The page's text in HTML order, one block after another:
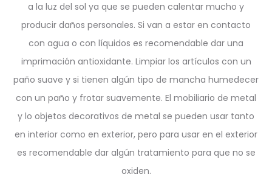
a la luz del sol ya que se pueden calentar mucho y
producir daños personales. Si van a estar en contacto
con agua o con líquidos es recomendable dar una
imprimación antioxidante. Limpiar los artículos con un
paño suave y si tienen algún tipo de mancha humedecer
con un paño y frotar suavemente. El mobiliario de metal
y lo objetos decorativos de metal se pueden usar tanto
en interior como en exterior, pero para usar en el exterior
es recomendable dar algún tratamiento para que no se
oxiden.